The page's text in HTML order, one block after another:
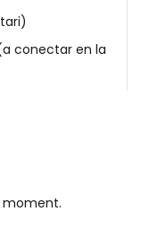
conectar en la
moment.